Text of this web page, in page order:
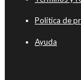
Política de
Ayuda